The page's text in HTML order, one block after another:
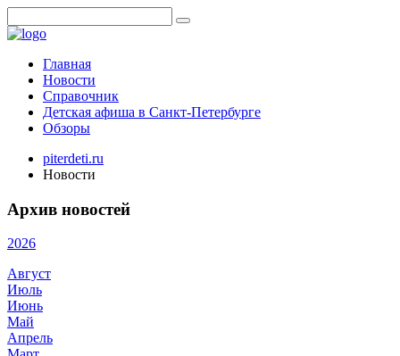
Главная
Новости
Справочник
Детская афиша в Санкт-Петербурге
Обзоры
piterdeti.ru
Новости
Архив новостей
2026
Август
Июль
Июнь
Май
Апрель